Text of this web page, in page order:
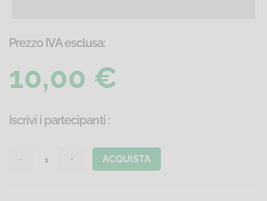
Prezzo IVA esclusa:
10,00 €
Iscrivi i partecipanti :
ACQUISTA